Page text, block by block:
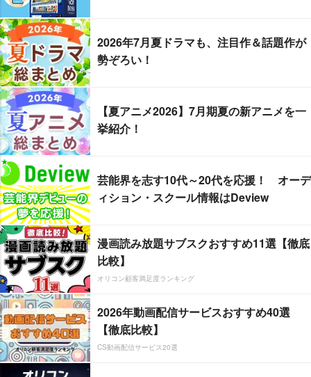
2026年7月夏ドラマも、注目作＆話題作が
勢ぞろい！
【夏アニメ2026】7月期夏の新アニメを一
挙紹介！
芸能界を志す10代～20代を応援！ オーデ
ィション・スクール情報はDeview
漫画読み放題サブスクおすすめ11選【徹底
比較】
オリコン顧客満足度ランキング
2026年動画配信サービスおすすめ40選
【徹底比較】
CS動画配信サービス20選